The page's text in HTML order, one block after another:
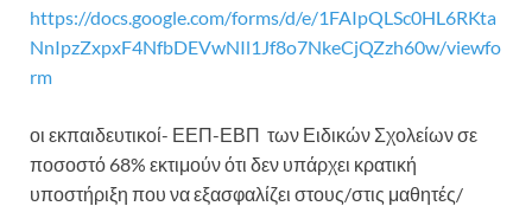
https://docs.google.com/forms/d/e/1FAIpQLSc0HL6RKta
NnIpzZxpxF4NfbDEVwNIl1Jf8o7NkeCjQZzh60w/viewfo
rm
οι εκπαιδευτικοί- ΕΕΠ-ΕΒΠ των Ειδικών Σχολείων σε
ποσοστό 68% εκτιμούν ότι δεν υπάρχει κρατική
υποστήριξη που να εξασφαλίζει στους/στις μαθητές/